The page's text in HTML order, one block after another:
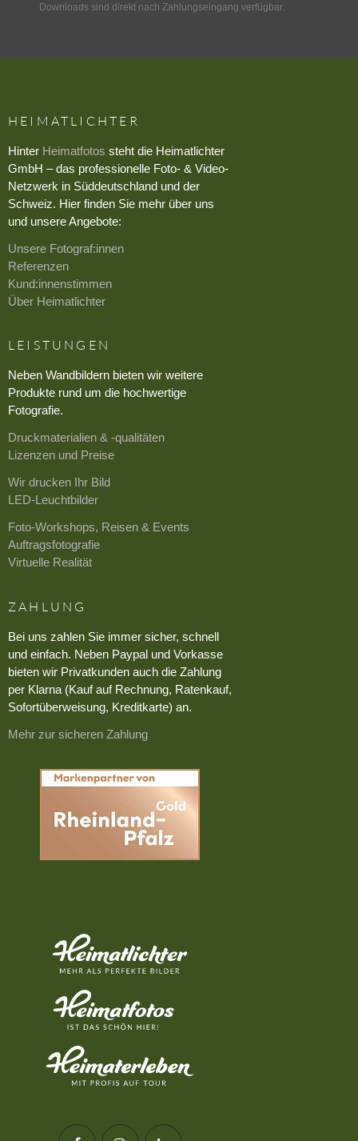
Downloads sind direkt nach Zahlungseingang verfügbar.
HEIMATLICHTER
Hinter Heimatfotos steht die Heimatlichter
GmbH – das professionelle Foto- & Video-
Netzwerk in Süddeutschland und der
Schweiz. Hier finden Sie mehr über uns
und unsere Angebote:
Unsere Fotograf:innen
Referenzen
Kund:innenstimmen
Über Heimatlichter
LEISTUNGEN
Neben Wandbildern bieten wir weitere
Produkte rund um die hochwertige
Fotografie.
Druckmaterialien & -qualitäten
Lizenzen und Preise
Wir drucken Ihr Bild
LED-Leuchtbilder
Foto-Workshops, Reisen & Events
Auftragsfotografie
Virtuelle Realität
ZAHLUNG
Bei uns zahlen Sie immer sicher, schnell
und einfach. Neben Paypal und Vorkasse
bieten wir Privatkunden auch die Zahlung
per Klarna (Kauf auf Rechnung, Ratenkauf,
Sofortüberweisung, Kreditkarte) an.
Mehr zur sicheren Zahlung